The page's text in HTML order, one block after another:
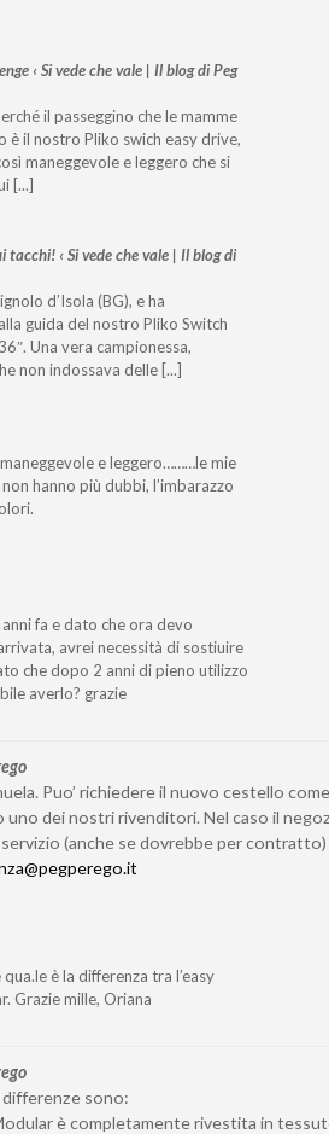
‹ Si vede che vale | Il blog di Peg
il passeggino che le mamme
è il nostro Pliko swich easy drive,
maneggevole e leggero che si
[...]
tacchi! ‹ Si vede che vale | Il blog di
d’Isola (BG), e ha
guida del nostro Pliko Switch
Una vera campionessa,
non indossava delle [...]
e leggero………le mie
hanno più dubbi, l’imbarazzo
fa e dato che ora devo
avrei necessità di sostiuire
che dopo 2 anni di pieno utilizzo
averlo? grazie
Puo’ richiedere il nuovo cestello
uno dei nostri rivenditori. Nel caso il
(anche se dovrebbe per contratto)
è la differenza tra l’easy
Grazie mille, Oriana
sono:
è completamente rivestita in